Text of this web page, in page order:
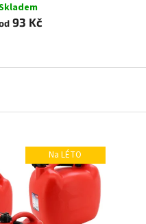
93 Kč
Na LÉTO